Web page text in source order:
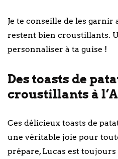
Je te conseille de les garnir
restent bien croustillants.
personnaliser à ta guise !
Des toasts de
croustillants à
Ces délicieux toasts de
une véritable joie pour
prépare, Lucas est